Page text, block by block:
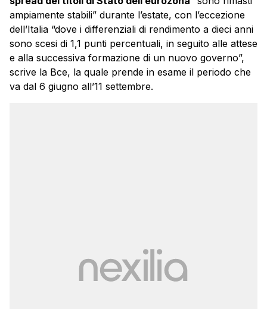
ampiamente stabili” durante l’estate, con l’eccezione
dell’Italia “dove i differenziali di rendimento a dieci anni
sono scesi di 1,1 punti percentuali, in seguito alle attese
e alla successiva formazione di un nuovo governo”,
scrive la Bce, la quale prende in esame il periodo che
va dal 6 giugno all’11 settembre.